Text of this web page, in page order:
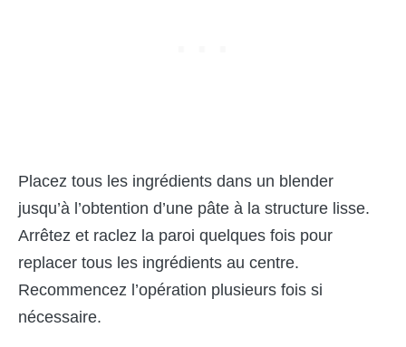
Placez tous les ingrédients dans un blender
jusqu’à l’obtention d’une pâte à la structure lisse.
Arrêtez et raclez la paroi quelques fois pour
replacer tous les ingrédients au centre.
Recommencez l’opération plusieurs fois si
nécessaire.